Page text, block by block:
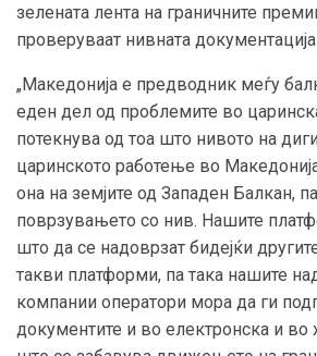
зелената лента на граничните
проверуваат нивната
„Македонија е предводник меѓу
еден дел од проблемите во
потекнува од тоа што нивото на
царинското работење во
она на земјите од Западен Балкан,
поврзувањето со нив. Нашите
што да се надоврзат бидејќи
такви платформи, па така нашите
компании оператори мора да ги
документите и во електронска и во